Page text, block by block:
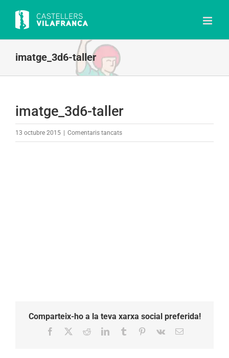
content
imatge_3d6-taller
imatge_3d6-taller
13 octubre 2015 Comentaris tancatsa
Comparteix-ho a la teva xarxa social preferida!
Facebook RedditLinkedInTumblr Pinterest
Vk Email: